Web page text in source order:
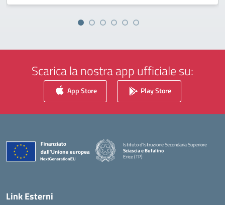
Scarica la nostra app ufficiale su:
App Store Play Store
Istituto d'Istruzione Secondaria Superiore
Sciascia e Bufalino
Erice (TP)
Link Esterni